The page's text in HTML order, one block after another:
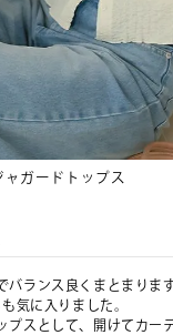
ガードトップス
バランス良くまとまります
気に入りました。
プスとして、開けてカー